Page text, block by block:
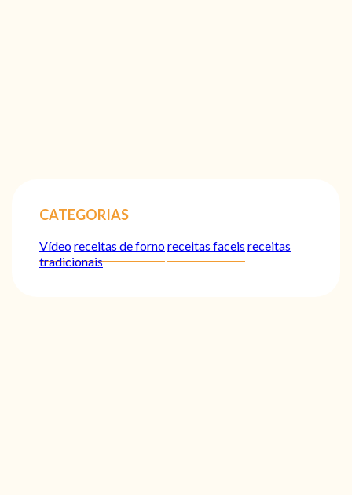
CATEGORIAS
Vídeoreceitas de fornoreceitas faceis receitas
tradicionais